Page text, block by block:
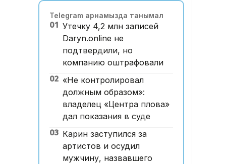
Мемлекеттік грант
иегерлерінің тізімі жарияланды:
75 мыңнан астам талапкер
тегін білім алады
Ұлттық валютаны инфляция
қарқынының баяулауы қолдап
отыр – сарапшылар
13:30, 07 Тамыз 2026
Фельдшер Ұлдана
Мырзуанның қазасына
қатысты іс сотқа жолданды
Telegram арнамызда танымал
01 Утечку 4,2 млн записей
Daryn.online не
подтвердили, но
компанию оштрафовали
02 «Не контролировал
должным образом»:
владелец «Центра плова»
дал показания в суде
03 Карин заступился за
артистов и осудил
мужчину, назвавшего